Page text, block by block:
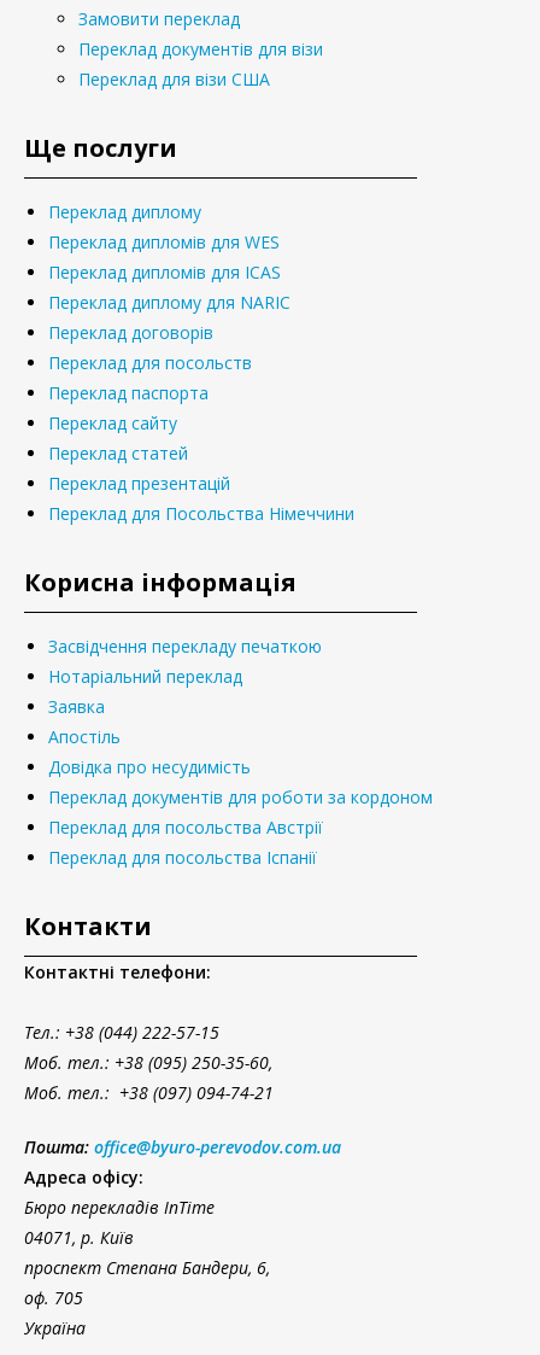
Замовити переклад
Переклад документів для візи
Переклад для візи США
Ще послуги
Переклад диплому
Переклад дипломів для WES
Переклад дипломів для ICAS
Переклад диплому для NARIC
Переклад договорів
Переклад для посольств
Переклад паспорта
Переклад сайту
Переклад статей
Переклад презентацій
Переклад для Посольства Німеччини
Корисна інформація
Засвідчення перекладу печаткою
Нотаріальний переклад
Заявка
Апостіль
Довідка про несудимість
Переклад документів для роботи за кордоном
Переклад для посольства Австрії
Переклад для посольства Іспанії
Контакти
Контактні телефони:
Тел.: +38 (044) 222-57-15
Моб. тел.: +38 (095) 250-35-60,
Моб. тел.: +38 (097) 094-74-21
Пошта: office@byuro-perevodov.com.ua
Адреса офісу:
Бюро перекладів InTime
04071, р. Київ
проспект Степана Бандери, 6,
оф. 705
Україна